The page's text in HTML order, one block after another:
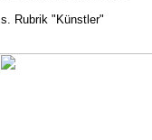
s. Rubrik "Künstler"